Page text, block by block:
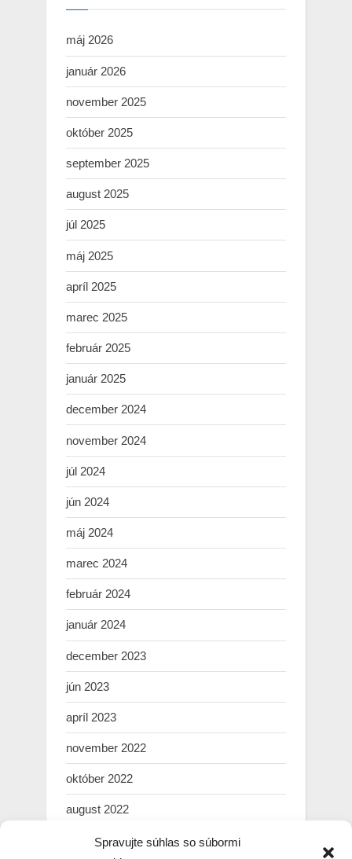
Spravujte súhlas so súbormi
máj 2026
január 2026
november 2025
október 2025
september 2025
august 2025
júl 2025
máj 2025
apríl 2025
marec 2025
február 2025
január 2025
december 2024
november 2024
júl 2024
jún 2024
máj 2024
marec 2024
február 2024
január 2024
december 2023
jún 2023
apríl 2023
november 2022
október 2022
august 2022
júl 2022